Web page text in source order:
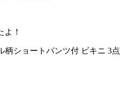
！
ショートパンツ付 ビキニ 3